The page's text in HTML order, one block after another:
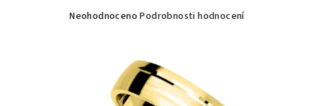
Průměrné
Neohodnoceno Podrobnosti hodnocení